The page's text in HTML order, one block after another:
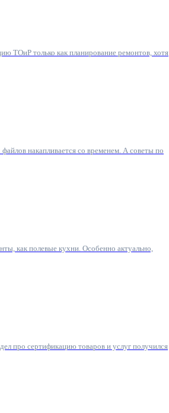
ТОиР только как планирование ремонтов, хотя
накапливается со временем. А советы по
как полевые кухни. Особенно актуально,
про сертификацию товаров и услуг получился